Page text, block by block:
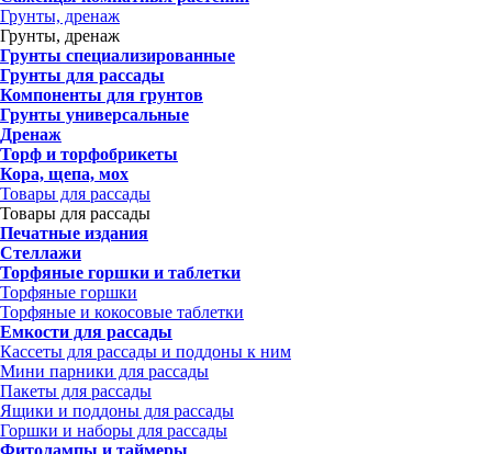
Грунты, дренаж
Грунты, дренаж
Грунты специализированные
Грунты для рассады
Компоненты для грунтов
Грунты универсальные
Дренаж
Торф и торфобрикеты
Кора, щепа, мох
Товары для рассады
Товары для рассады
Печатные издания
Стеллажи
Торфяные горшки и таблетки
Торфяные горшки
Торфяные и кокосовые таблетки
Емкости для рассады
Кассеты для рассады и поддоны к ним
Мини парники для рассады
Пакеты для рассады
Ящики и поддоны для рассады
Горшки и наборы для рассады
Фитолампы и таймеры